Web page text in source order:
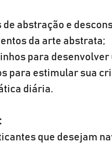
de abstração e
da arte abstrata;
para
para estimular sua
diária.
que desejam